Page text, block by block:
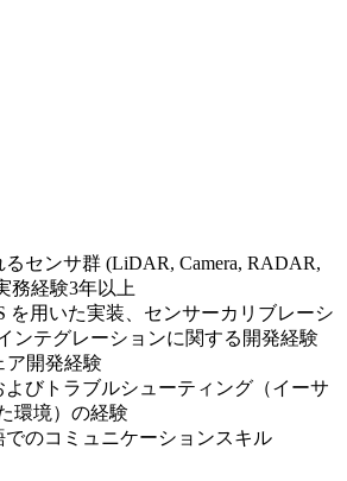
センサ群 (LiDAR, Camera, RADAR,
務経験3年以上
を用いた実装、センサーカリブレーシ
ンテグレーションに関する開発経験
ア開発経験
びトラブルシューティング（イーサ
環境）の経験
のコミュニケーションスキル